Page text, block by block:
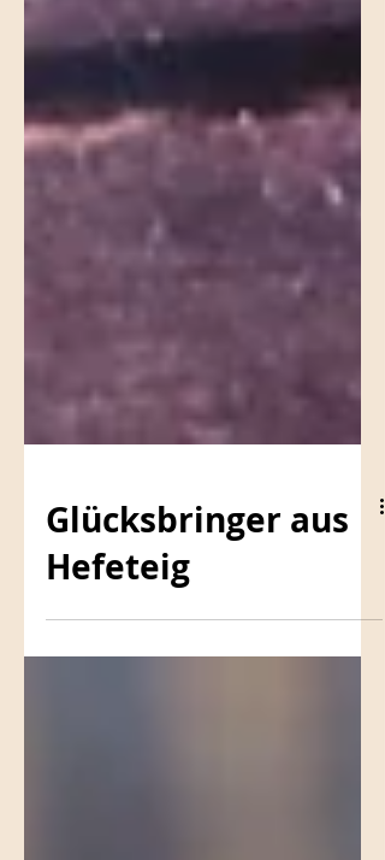
Glücksbringer aus
Hefeteig